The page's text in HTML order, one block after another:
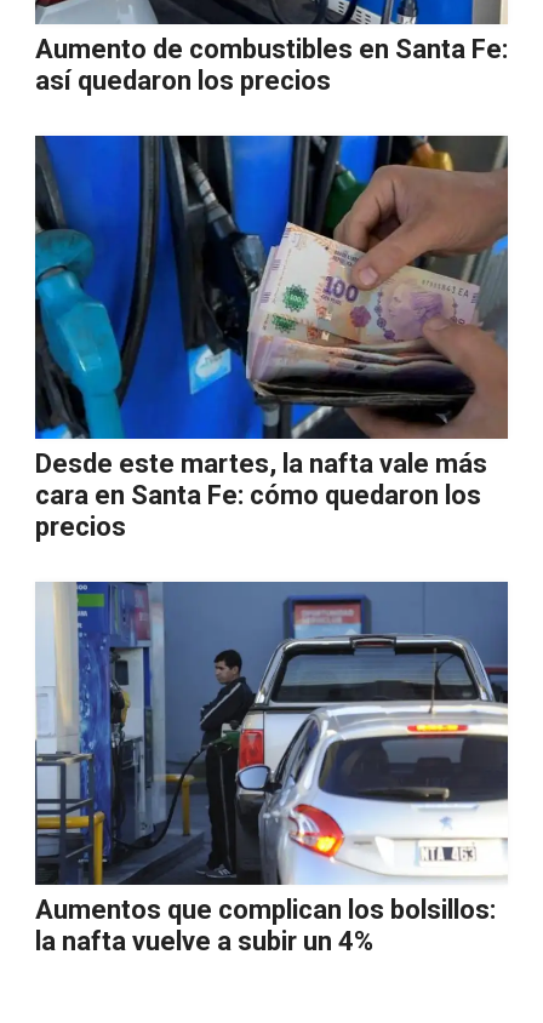
Aumento de combustibles en Santa Fe:
así quedaron los precios
Desde este martes, la nafta vale más
cara en Santa Fe: cómo quedaron los
precios
Aumentos que complican los bolsillos:
la nafta vuelve a subir un 4%